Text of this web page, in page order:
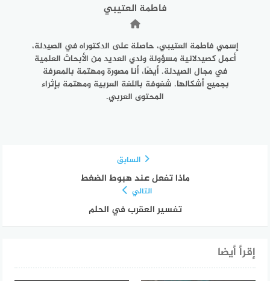
فاطمة العتيبي
إسمي فاطمة العتيبي، حاصلة على الدكتوراه في الصيدلة،
أعمل كصيدلانية مسؤولة ولدي العديد من الأبحاث العلمية
في مجال الصيدلة. أيضًا، أنا مصورة ومهتمة بالمعرفة
بجميع أشكالها. شغوفة باللغة العربية ومهتمة بإثراء
المحتوى العربي.
السابق
ماذا تفعل عند هبوط الضغط
التالي
تفسير العقرب في الحلم
إقرأ أيضا